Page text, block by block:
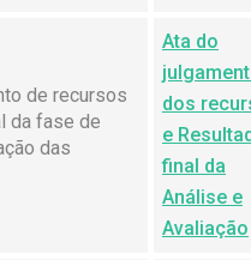
de recursos
da fase de
das
Ata do
dos
e
final da
Análise e
Avaliação